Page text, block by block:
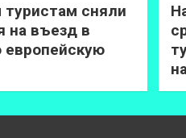
сняли
на въезд в
европейскую